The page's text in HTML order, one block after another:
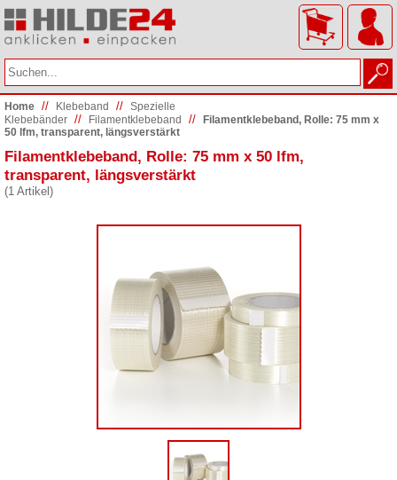
Home // Klebeband // Spezielle
Klebebänder // Filamentklebeband //
Filamentklebeband, Rolle: 75 mm x
50 lfm, transparent, längsverstärkt
Filamentklebeband, Rolle: 75 mm x 50 lfm,
transparent, längsverstärkt
(1 Artikel)